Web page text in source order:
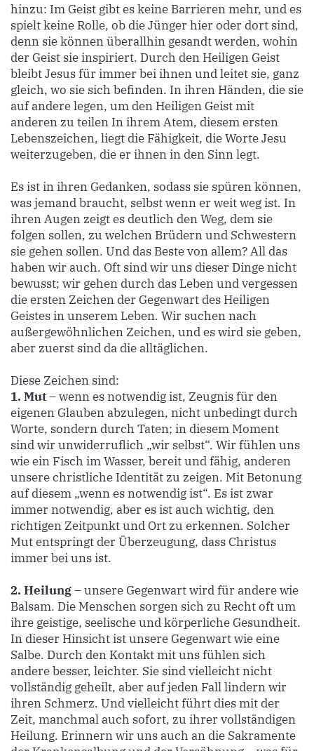
hinzu: Im Geist gibt es keine Barrieren mehr, und es
spielt keine Rolle, ob die Jünger hier oder dort sind,
denn sie können überallhin gesandt werden, wohin
der Geist sie inspiriert. Durch den Heiligen Geist
bleibt Jesus für immer bei ihnen und leitet sie, ganz
gleich, wo sie sich befinden. In ihren Händen, die sie
auf andere legen, um den Heiligen Geist mit
anderen zu teilen In ihrem Atem, diesem ersten
Lebenszeichen, liegt die Fähigkeit, die Worte Jesu
weiterzugeben, die er ihnen in den Sinn legt.
Es ist in ihren Gedanken, sodass sie spüren können,
was jemand braucht, selbst wenn er weit weg ist. In
ihren Augen zeigt es deutlich den Weg, dem sie
folgen sollen, zu welchen Brüdern und Schwestern
sie gehen sollen. Und das Beste von allem? All das
haben wir auch. Oft sind wir uns dieser Dinge nicht
bewusst; wir gehen durch das Leben und vergessen
die ersten Zeichen der Gegenwart des Heiligen
Geistes in unserem Leben. Wir suchen nach
außergewöhnlichen Zeichen, und es wird sie geben,
aber zuerst sind da die alltäglichen.
Diese Zeichen sind:
1. Mut– wenn es notwendig ist, Zeugnis für den
eigenen Glauben abzulegen, nicht unbedingt durch
Worte, sondern durch Taten; in diesem Moment
sind wir unwiderruflich „wir selbst“. Wir fühlen uns
wie ein Fisch im Wasser, bereit und fähig, anderen
unsere christliche Identität zu zeigen. Mit Betonung
auf diesem „wenn es notwendig ist“. Es ist zwar
immer notwendig, aber es ist auch wichtig, den
richtigen Zeitpunkt und Ort zu erkennen. Solcher
Mut entspringt der Überzeugung, dass Christus
immer bei uns ist.
2. Heilung– unsere Gegenwart wird für andere wie
Balsam. Die Menschen sorgen sich zu Recht oft um
ihre geistige, seelische und körperliche Gesundheit.
In dieser Hinsicht ist unsere Gegenwart wie eine
Salbe. Durch den Kontakt mit uns fühlen sich
andere besser, leichter. Sie sind vielleicht nicht
vollständig geheilt, aber auf jeden Fall lindern wir
ihren Schmerz. Und vielleicht führt dies mit der
Zeit, manchmal auch sofort, zu ihrer vollständigen
Heilung. Erinnern wir uns auch an die Sakramente